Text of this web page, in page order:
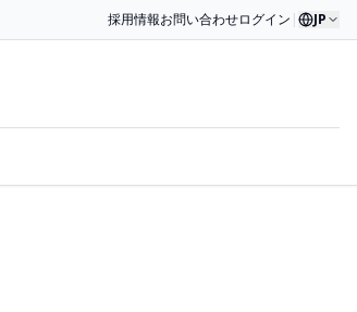
採用情報お問い合わせログイン | JP